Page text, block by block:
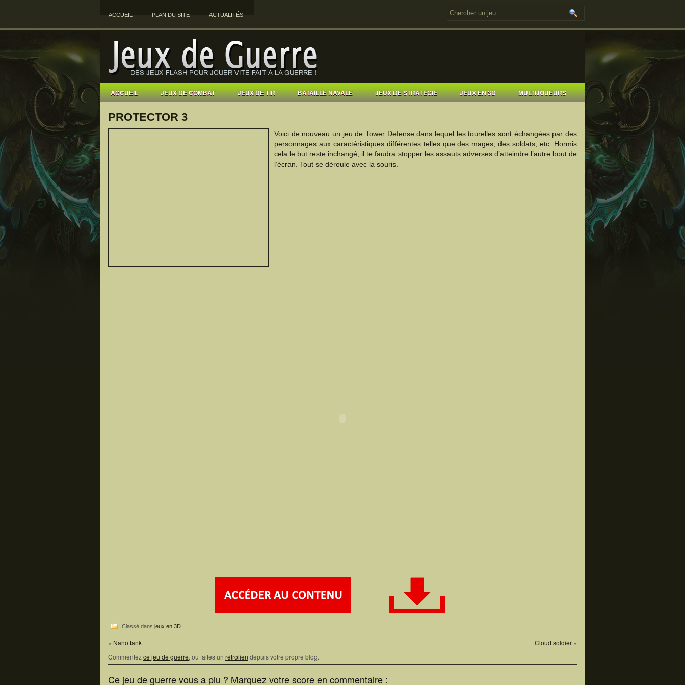
ACCUEIL PLAN DU SITE ACTUALITÉS
ACCUEIL JEUX DE COMBAT JEUX DE TIR BATAILLE NAVALE JEUX DE STRATÉGIE JEUX EN 3D MULTIJOUEURS
PROTECTOR 3
Voici de nouveau un jeu de Tower Defense dans lequel les tourelles sont échangées par des
personnages aux caractéristiques différentes telles que des mages, des soldats, etc. Hormis
cela le but reste inchangé, il te faudra stopper les assauts adverses d’atteindre l’autre bout de
l’écran. Tout se déroule avec la souris.
Classé dans jeux en 3D
« Nano tank Cloud soldier »
Commentezce jeu de guerre, ou faites un rétrolien depuis votre propre blog.
Ce jeu de guerre vous a plu ? Marquez votre score en commentaire :